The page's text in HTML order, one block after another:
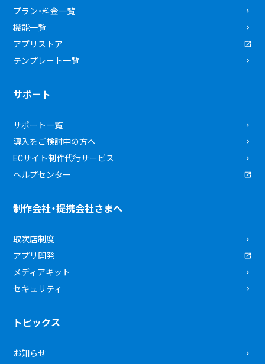
プラン・料金一覧
機能一覧
アプリストア
テンプレート一覧
サポート
サポート一覧
導入をご検討中の方へ
ECサイト制作代行サービス
ヘルプセンター
制作会社・提携会社さまへ
取次店制度
アプリ開発
メディアキット
セキュリティ
トピックス
お知らせ